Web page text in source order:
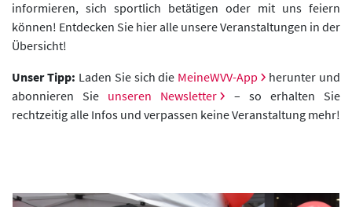
informieren, sich sportlich betätigen oder mit uns feiern
können! Entdecken Sie hier alle unsere Veranstaltungen in der
Übersicht!
Unser Tipp: Laden Sie sich die MeineWVV-App
herunter und
abonnieren Sie unseren Newsletter
– so erhalten Sie
rechtzeitig alle Infos und verpassen keine Veranstaltung mehr!